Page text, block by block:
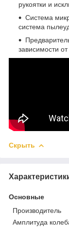
рукоятки и
Система
система
зависимости
Скрыть
Основные
Производитель
Амплитуда